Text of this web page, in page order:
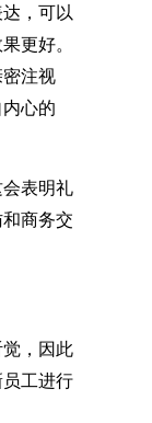
，可以
更好。
注视
心的
表明礼
商务交
，因此
工进行